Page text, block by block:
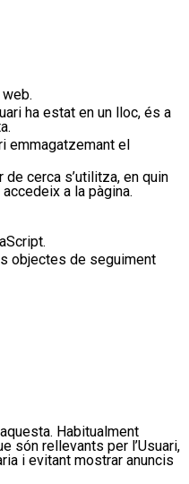
web.
ha estat en un lloc, és a
emmagatzemant el
de cerca s’utilitza, en quin
accedeix a la pàgina.
.
objectes de seguiment
. Habitualment
són rellevants per l’Usuari,
i evitant mostrar anuncis